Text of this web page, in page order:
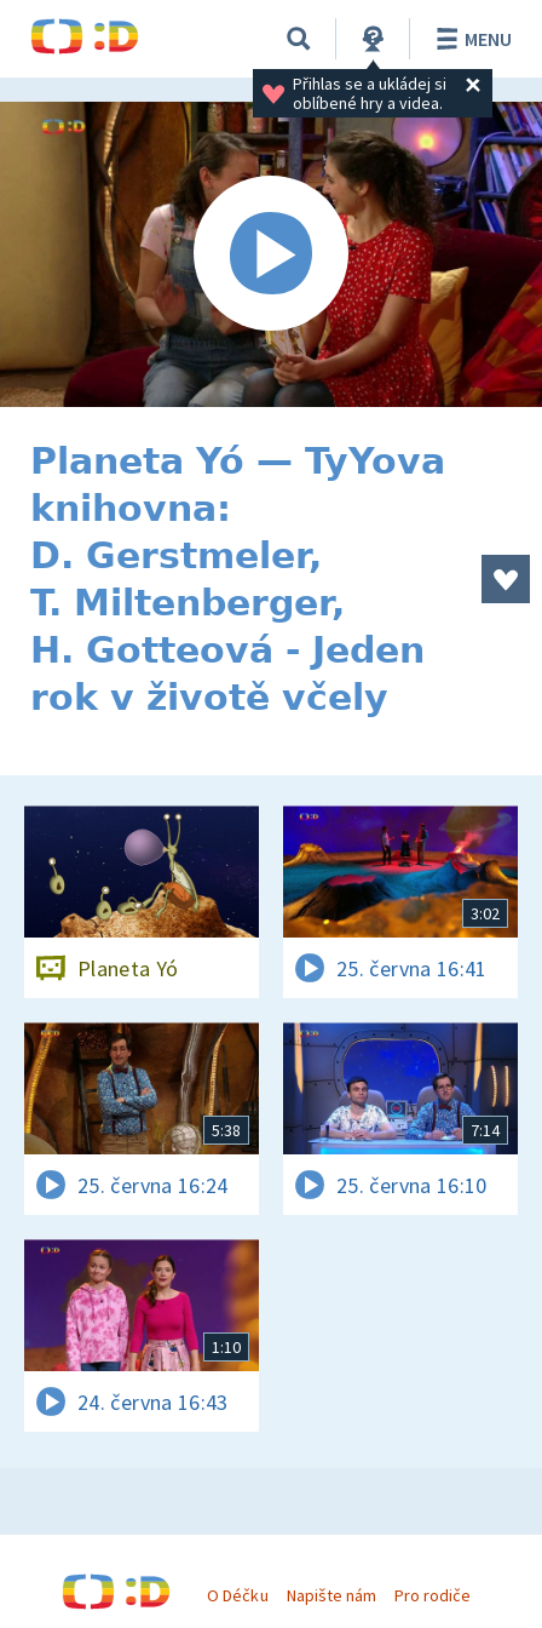
Přihlas se a ukládej si
oblíbené hry a videa.
MENU
Planeta Yó — TyYova
knihovna:
D. Gerstmeler,
T. Miltenberger,
H. Gotteová - Jeden
rok v životě včely
Planeta Yó
3:02
25. června 16:41
5:38
25. června 16:24
7:14
25. června 16:10
1:10
24. června 16:43
O Déčku Napište nám Pro rodiče